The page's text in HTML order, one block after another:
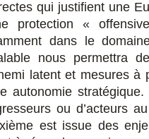
qui justifient une
protection «
dans le
nous permettra
latent et mesures
autonomie
ou d’acteurs
est issue des